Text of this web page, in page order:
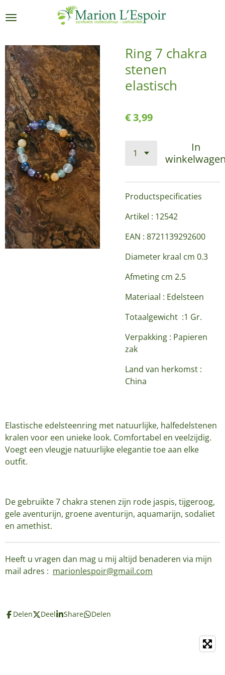
direct
de
hoofdinhoud
Ring 7 chakra
stenen
elastisch
€ 3,99
In
Productspecificaties
Artikel : 12542
EAN : 8721139292600
Diameter kraal cm 0.3
Afmeting cm 2.5
Materiaal : Edelsteen
Totaalgewicht :1 Gr.
Verpakking : Papieren
zak
Land van herkomst :
China
Elastische edelsteenring met natuurlijke, halfedelstenen
kralen voor een unieke look. Comfortabel en veelzijdig.
Voegt een vleugje natuurlijke elegantie toe aan elke
outfit.
De gebruikte 7 chakra stenen zijn rode jaspis, tijgeroog,
gele aventurijn, groene aventurijn, aquamarijn, sodaliet
en amethist.
Heeft u vragen dan mag u mij altijd benaderen via mijn
mail adres : marionlespoir@gmail.com
Delen Deel Share Delen